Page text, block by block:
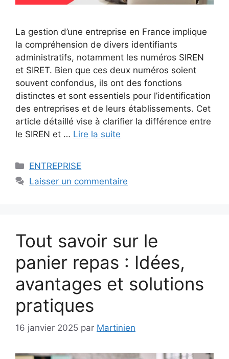
La gestion d’une entreprise en France implique
la compréhension de divers identifiants
administratifs, notamment les numéros SIREN
et SIRET. Bien que ces deux numéros soient
souvent confondus, ils ont des fonctions
distinctes et sont essentiels pour l’identification
des entreprises et de leurs établissements. Cet
article détaillé vise à clarifier la différence entre
le SIREN et … Lire la suite
Catégories
ENTREPRISE
Laisser un commentaire
Tout savoir sur le
panier repas : Idées,
avantages et solutions
pratiques
16 janvier 2025 par Martinien